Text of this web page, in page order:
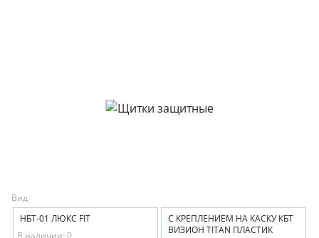
Вид
НБТ-01 ЛЮКС FIT
В наличии: 0
С КРЕПЛЕНИЕМ НА КАСКУ КБТ
ВИЗИОН TITAN ПЛАСТИК